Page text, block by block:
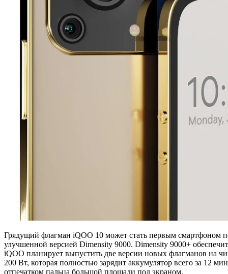
Грядущий флагман iQOO 10 может стать первым смартфоном
улучшенной версией Dimensity 9000. Dimensity 9000+
iQOO планирует выпустить две версии новых флагманов на
200 Вт, которая полностью зарядит аккумулятор всего за 12
отпечатком пальца большой площади под экраном.